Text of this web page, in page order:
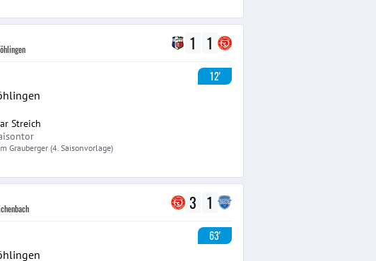
1 1
12'
Streich
Grauberger (4. Saisonvorlage)
3 1
63'